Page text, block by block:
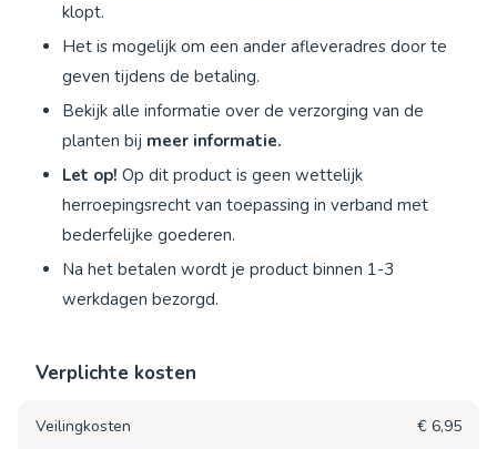
klopt.
Het is mogelijk om een ander afleveradres door te
geven tijdens de betaling.
Bekijk alle informatie over de verzorging van de
planten bij meer informatie.
Let op! Op dit product is geen wettelijk
herroepingsrecht van toepassing in verband met
bederfelijke goederen.
Na het betalen wordt je product binnen 1-3
werkdagen bezorgd.
Verplichte kosten
Veilingkosten
€ 6,95